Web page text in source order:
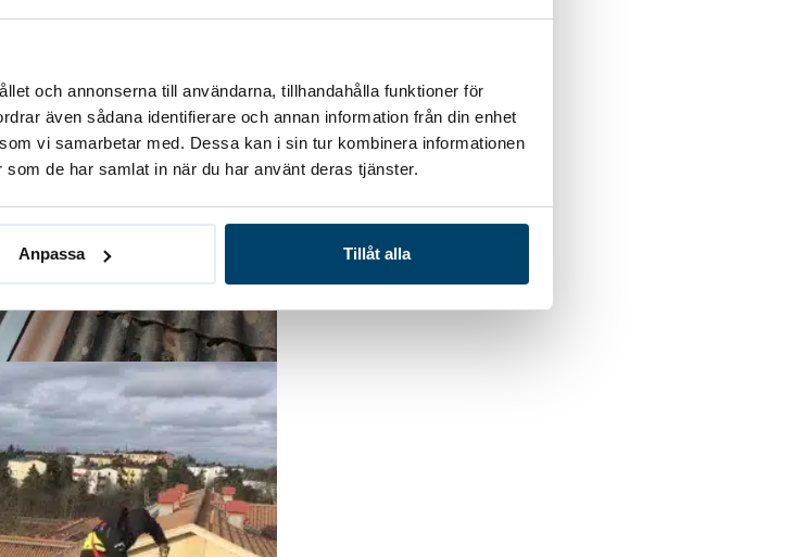
och annonserna till användarna, tillhandahålla funktioner för
även sådana identifierare och annan information från din enhet
vi samarbetar med. Dessa kan i sin tur kombinera informationen
de har samlat in när du har använt deras tjänster.
Anpassa Tillåt alla